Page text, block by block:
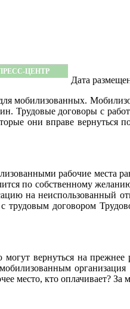
ЦЕНТР
Дата
мобилизованных.
Трудовые договоры с
они вправе
рабочие места
по собственному
на неиспользованный
договором
вернуться на
место, кто оплачивает?